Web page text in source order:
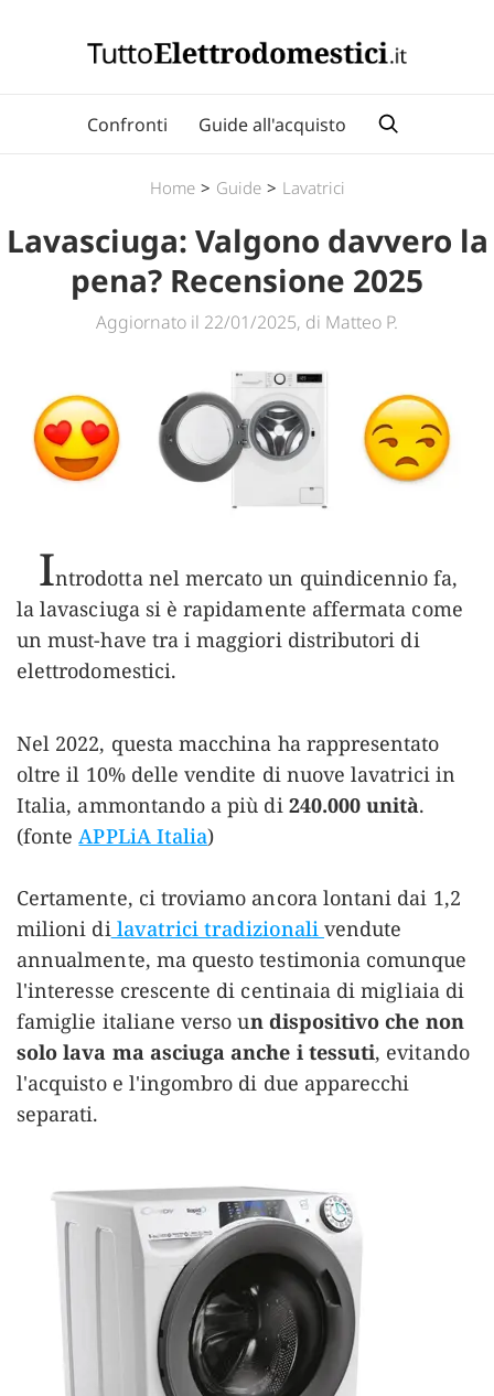
Confronti Guide all'acquisto
Home > Guide > Lavatrici
Lavasciuga: Valgono davvero la
pena? Recensione 2025
Aggiornato il 22/01/2025, di Matteo P.
Introdotta nel mercato un quindicennio fa,
la lavasciuga si è rapidamente affermata come
un must-have tra i maggiori distributori di
elettrodomestici.
Nel 2022, questa macchina ha rappresentato
oltre il 10% delle vendite di nuove lavatrici in
Italia, ammontando a più di 240.000 unità.
(fonte APPLiA Italia)
Certamente, ci troviamo ancora lontani dai 1,2
milioni di lavatrici tradizionalivendute
annualmente, ma questo testimonia comunque
l'interesse crescente di centinaia di migliaia di
famiglie italiane verso un dispositivo che non
solo lava ma asciuga anche i tessuti, evitando
l'acquisto e l'ingombro di due apparecchi
separati.